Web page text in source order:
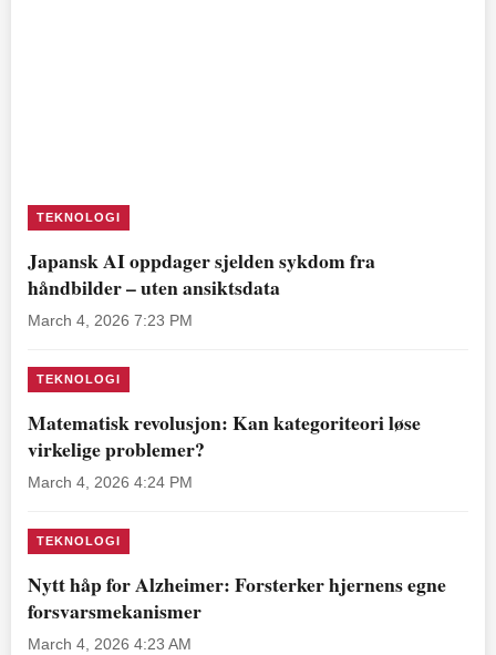
TEKNOLOGI
Japansk AI oppdager sjelden sykdom fra
håndbilder – uten ansiktsdata
March 4, 2026 7:23 PM
TEKNOLOGI
Matematisk revolusjon: Kan kategoriteori løse
virkelige problemer?
March 4, 2026 4:24 PM
TEKNOLOGI
Nytt håp for Alzheimer: Forsterker hjernens egne
forsvarsmekanismer
March 4, 2026 4:23 AM